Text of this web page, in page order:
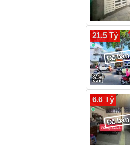
21.5 Tỷ
Đã bán
6.6 Tỷ
Đã bán